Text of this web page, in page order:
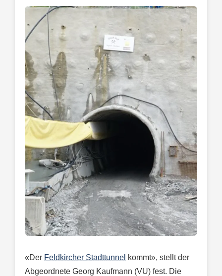
«Der Feldkircher Stadttunnel kommt», stellt der
Abgeordnete Georg Kaufmann (VU) fest. Die